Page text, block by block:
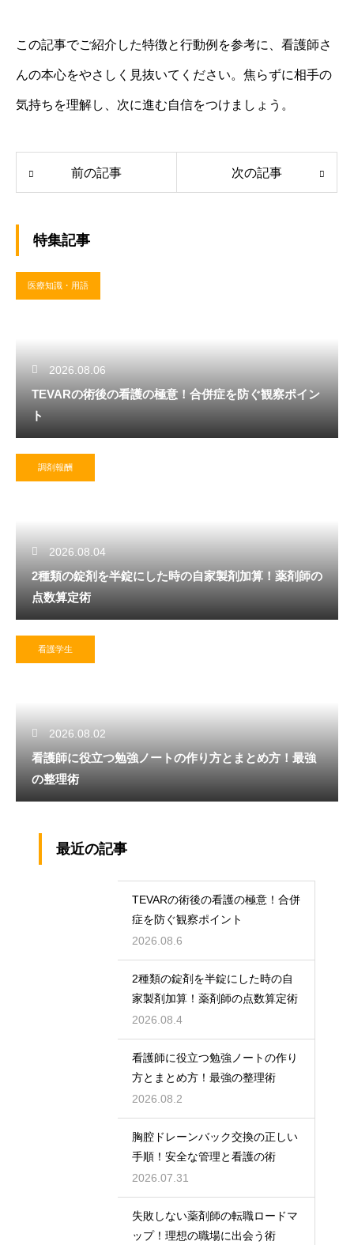
この記事でご紹介した特徴と行動例を参考に、看護師さ
んの本心をやさしく見抜いてください。焦らずに相手の
気持ちを理解し、次に進む自信をつけましょう。
前の記事 次の記事
特集記事
医療知識・用語
2026.08.06
TEVARの術後の看護の極意！合併症を防ぐ観察ポイン
ト
調剤報酬
2026.08.04
2種類の錠剤を半錠にした時の自家製剤加算！薬剤師の
点数算定術
看護学生
2026.08.02
看護師に役立つ勉強ノートの作り方とまとめ方！最強
の整理術
最近の記事
TEVARの術後の看護の極意！合併
症を防ぐ観察ポイント
2026.08.6
2種類の錠剤を半錠にした時の自
家製剤加算！薬剤師の点数算定術
2026.08.4
看護師に役立つ勉強ノートの作り
方とまとめ方！最強の整理術
2026.08.2
胸腔ドレーンバック交換の正しい
手順！安全な管理と看護の術
2026.07.31
失敗しない薬剤師の転職ロードマ
ップ！理想の職場に出会う術